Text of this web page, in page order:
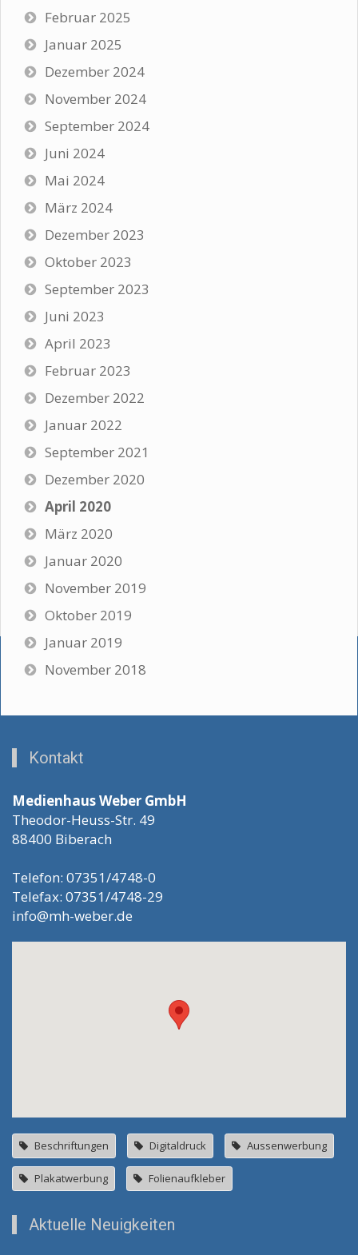
Februar 2025
Januar 2025
Dezember 2024
November 2024
September 2024
Juni 2024
Mai 2024
März 2024
Dezember 2023
Oktober 2023
September 2023
Juni 2023
April 2023
Februar 2023
Dezember 2022
Januar 2022
September 2021
Dezember 2020
April 2020
März 2020
Januar 2020
November 2019
Oktober 2019
Januar 2019
November 2018
Kontakt
Medienhaus Weber GmbH
Theodor-Heuss-Str. 49
88400 Biberach
Telefon: 07351/4748-0
Telefax: 07351/4748-29
info@mh-weber.de
Beschriftungen Digitaldruck Aussenwerbung
Plakatwerbung Folienaufkleber
Aktuelle Neuigkeiten